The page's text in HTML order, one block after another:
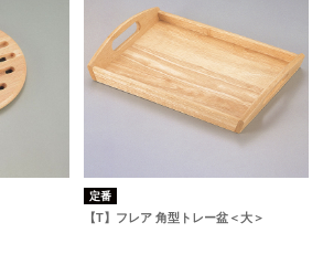
定番
【T】フレア 角型トレー盆＜大＞